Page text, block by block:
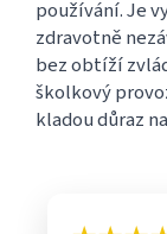
používání. Je
zdravotně
bez obtíží
školkový
kladou důraz